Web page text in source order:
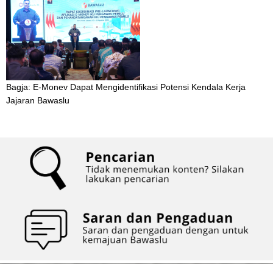
Bagja: E-Monev Dapat Mengidentifikasi Potensi Kendala Kerja
Jajaran Bawaslu